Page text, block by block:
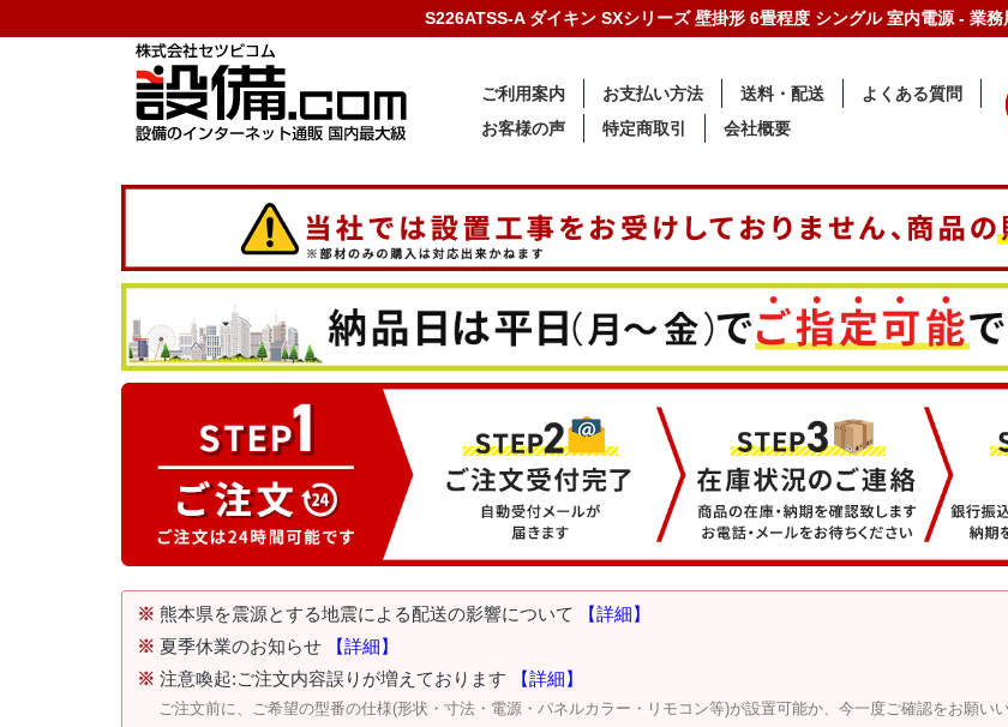
S226ATSS-A ダイキン SXシリーズ 壁掛形 6畳程度 シングル 室内電源 - 業
ご利用案内 お支払い方法 送料・配送
よくある質問
お客様の声
特定商取引 会社概要
※ 熊本県を震源とする地震による配送の影響について
【詳細】
※ 夏季休業のお知らせ
【詳細】
※ 注意喚起:ご注文内容誤りが増えております 【詳細】
ご注文前に、ご希望の型番の仕様(形状・寸法・電源・パネルカラー・リモコン等)が設置可能か、今一度ご確認をお願いい